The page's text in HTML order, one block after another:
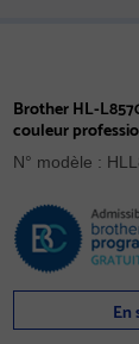
Brother HL-
couleur
de sécurité
de possession
N° modèle :
En